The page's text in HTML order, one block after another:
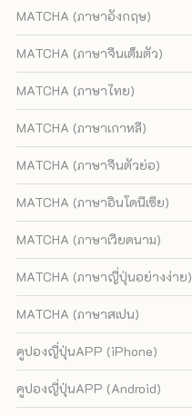
MATCHA (ภาษาอังกฤษ)
MATCHA (ภาษาจีนเต็มตัว)
MATCHA (ภาษาไทย)
MATCHA (ภาษาเกาหลี)
MATCHA (ภาษาจีนตัวย่อ)
MATCHA (ภาษาอินโดนีเซีย)
MATCHA (ภาษาเวียดนาม)
MATCHA (ภาษาญี่ปุ่นอย่างง่าย)
MATCHA (ภาษาสเปน)
คูปองญี่ปุ่นAPP (iPhone)
คูปองญี่ปุ่นAPP (Android)